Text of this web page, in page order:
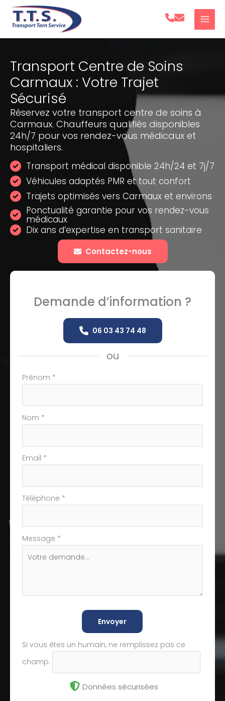
Aller
Transport Centre de Soins
Carmaux : Votre Trajet
Sécurisé
Réservez votre transport centre de soins à
Carmaux. Chauffeurs qualifiés disponibles
24h/7 pour vos rendez-vous médicaux et
hospitaliers.
Transport médical disponible 24h/24 et 7j/7
Véhicules adaptés PMR et tout confort
Trajets optimisés vers Carmaux et environs
Ponctualité garantie pour vos rendez-vous
médicaux
Dix ans d’expertise en transport sanitaire
Contactez-nous
Demande d’information ?
06 03 43 74 48
ou
Formulaire
téléphone
Prénom *
Nom *
Email *
Téléphone *
Message *
Envoyer
Si vous êtes un humain, ne remplissez pas ce
champ.
Données sécurisées